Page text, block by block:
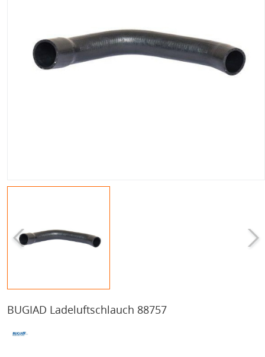
BUGIAD Ladeluftschlauch 88757